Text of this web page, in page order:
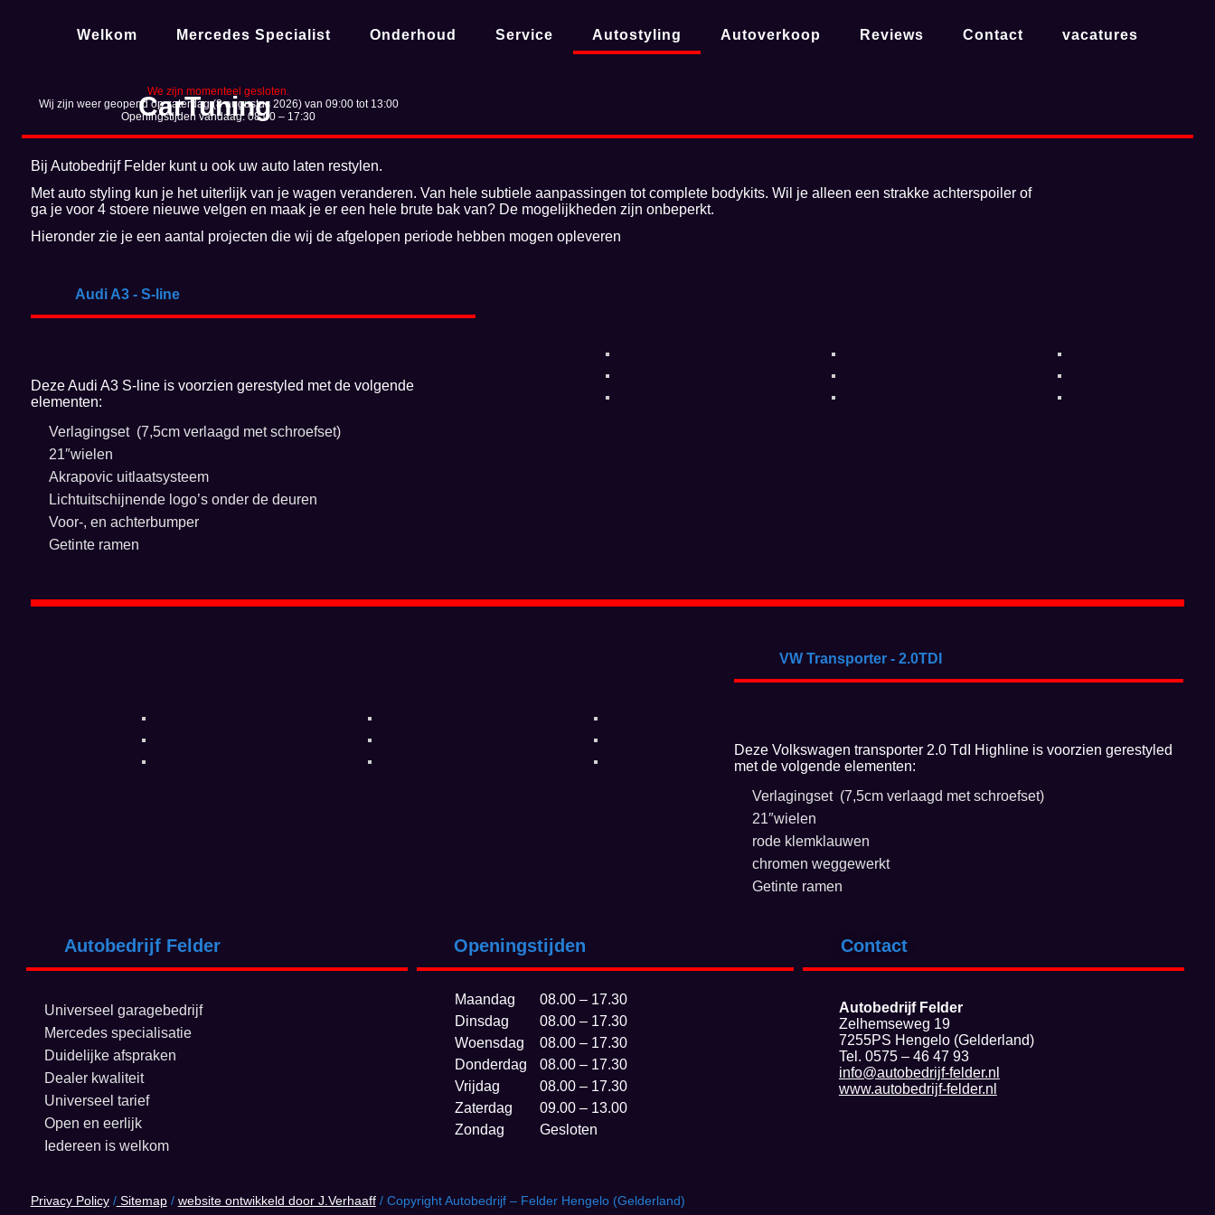
Welkom Mercedes Specialist Onderhoud Service Autostyling Autoverkoop Reviews Contact vacatures
We zijn momenteel gesloten.
Wij zijn weer geopend op zaterdag (8 augustus 2026) van 09:00 tot 13:00
Openingstijden vandaag: 08:00 – 17:30
CarTuning
Bij Autobedrijf Felder kunt u ook uw auto laten restylen.
Met auto styling kun je het uiterlijk van je wagen veranderen. Van hele subtiele aanpassingen tot complete bodykits. Wil je alleen een strakke achterspoiler of
ga je voor 4 stoere nieuwe velgen en maak je er een hele brute bak van? De mogelijkheden zijn onbeperkt.
Hieronder zie je een aantal projecten die wij de afgelopen periode hebben mogen opleveren
Audi A3 - S-line
Deze Audi A3 S-line is voorzien gerestyled met de volgende
elementen:
Verlagingset (7,5cm verlaagd met schroefset)
21″wielen
Akrapovic uitlaatsysteem
Lichtuitschijnende logo’s onder de deuren
Voor-, en achterbumper
Getinte ramen
VW Transporter - 2.0TDI
Deze Volkswagen transporter 2.0 TdI Highline is voorzien gerestyled
met de volgende elementen:
Verlagingset (7,5cm verlaagd met schroefset)
21″wielen
rode klemklauwen
chromen weggewerkt
Getinte ramen
Autobedrijf Felder
Universeel garagebedrijf
Mercedes specialisatie
Duidelijke afspraken
Dealer kwaliteit
Universeel tarief
Open en eerlijk
Iedereen is welkom
Openingstijden
Maandag
08.00 – 17.30
Dinsdag
08.00 – 17.30
Woensdag
08.00 – 17.30
Donderdag
08.00 – 17.30
Vrijdag
08.00 – 17.30
Zaterdag
09.00 – 13.00
Zondag
Gesloten
Contact
Autobedrijf Felder
Zelhemseweg 19
7255PS Hengelo (Gelderland)
Tel. 0575 – 46 47 93
info@autobedrijf-felder.nl
www.autobedrijf-felder.nl
Privacy Policy/Sitemap/ website ontwikkeld door J.Verhaaff/ Copyright Autobedrijf – Felder Hengelo (Gelderland)